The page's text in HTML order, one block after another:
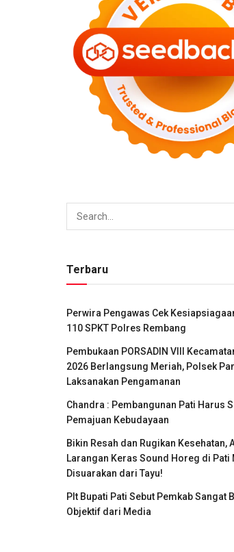
Terbaru
Perwira Pengawas Cek
110 SPKT Polres Rembang
Pembukaan PORSADIN VIII
2026 Berlangsung Meriah, Polsek
Laksanakan Pengamanan
Chandra : Pembangunan Pati Harus
Pemajuan Kebudayaan
Bikin Resah dan Rugikan Kesehatan,
Larangan Keras Sound Horeg di Pati
Disuarakan dari Tayu!
Plt Bupati Pati Sebut Pemkab Sangat
Objektif dari Media